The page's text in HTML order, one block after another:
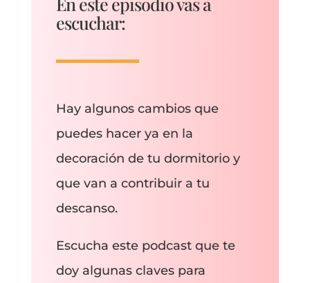
escuchar:
Hay algunos cambios que
puedes hacer ya en la
decoración de tu dormitorio y
que van a contribuir a tu
descanso.
Escucha este podcast que te
doy algunas claves para